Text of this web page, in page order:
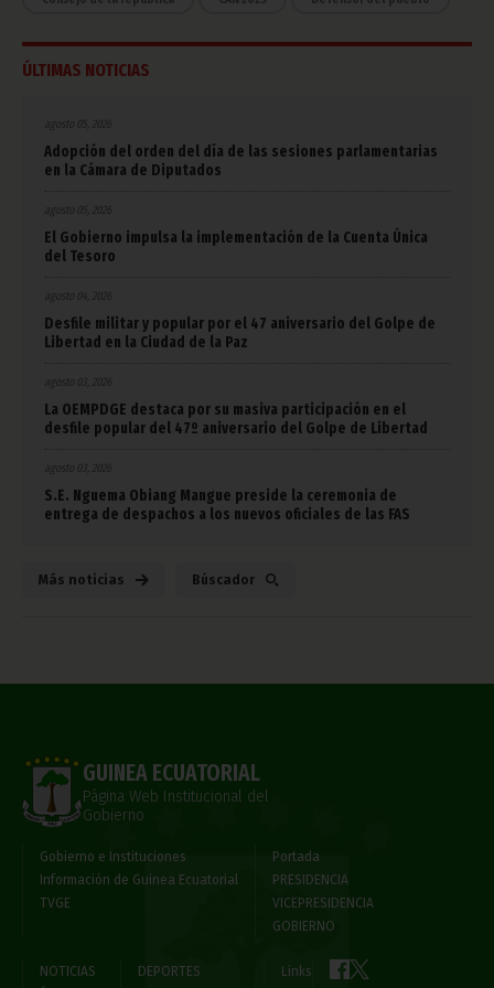
ÚLTIMAS NOTICIAS
Adopción del orden del día de las sesiones parlamentarias
en la Cámara de Diputados
El Gobierno impulsa la implementación de la Cuenta Única
del Tesoro
agosto 04, 2026
Desfile militar y popular por el 47 aniversario del Golpe de
Libertad en la Ciudad de la Paz
La OEMPDGE destaca por su masiva participación en el
desfile popular del 47º aniversario del Golpe de Libertad
S.E. Nguema Obiang Mangue preside la ceremonia de
entrega de despachos a los nuevos oficiales de las FAS
Más noticias Búscador
GUINEA ECUATORIAL
Página Web Institucional del
Gobierno
Gobierno e Instituciones
Información de Guinea Ecuatorial
TVGE
Portada
PRESIDENCIA
VICEPRESIDENCIA
GOBIERNO
NOTICIAS
DEPORTES
Links